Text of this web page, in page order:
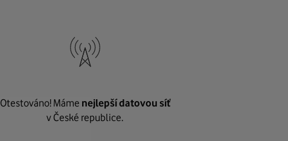
Otestováno! Máme nejlepší datovou síť
v České republice.